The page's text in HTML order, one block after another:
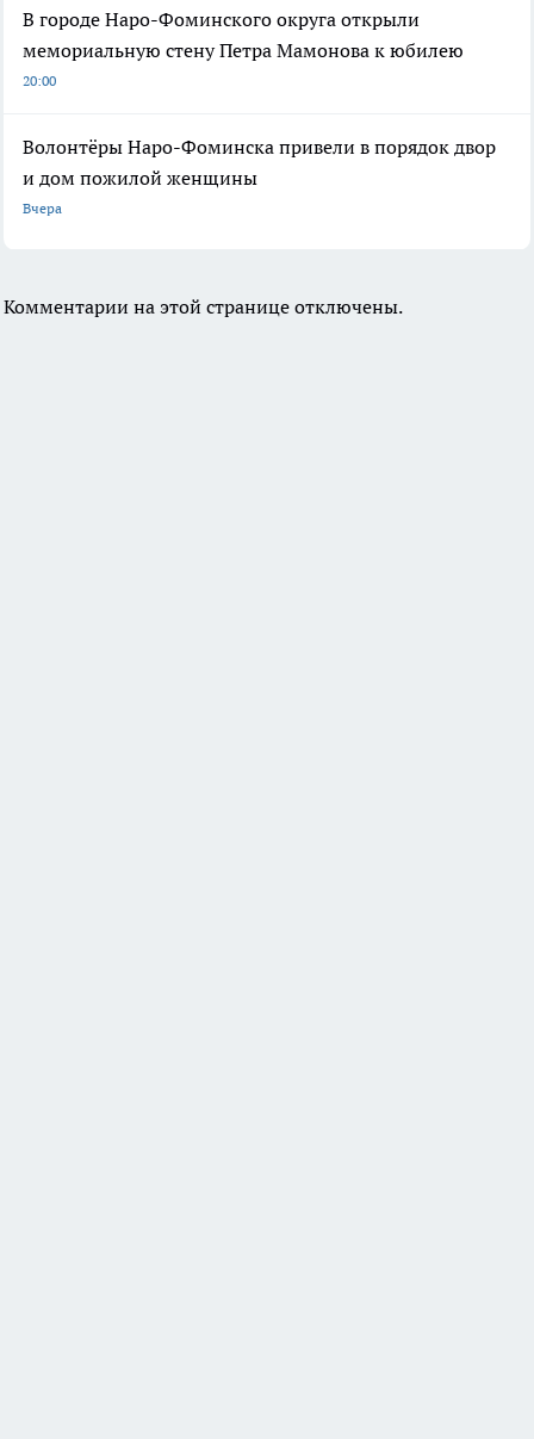
В городе Наро-Фоминского округа открыли
мемориальную стену Петра Мамонова к юбилею
20:00
Волонтёры Наро-Фоминска привели в порядок двор
и дом пожилой женщины
Вчера
Комментарии на этой странице отключены.